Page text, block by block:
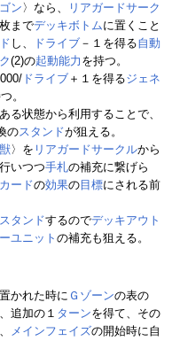
ン 〉なら、
リアガードサーク
までデッキボトムに置くこと
し、 ドライブ －１を得る自動
(2)の起動能力 を持つ。
ドライブ ＋１を得るジェネ
。
る状態から利用することで、
のスタンドが狙える。
〉を リアガードサークルから
いつつ手札の補充に繋げら
カードの効果の目標にされる前
スタンドするのでデッキアウト
ユニット の補充も狙える。
かれた時に Ｇゾーンの表の
追加の１ ターンを得て、その
メインフェイズの開始時に自